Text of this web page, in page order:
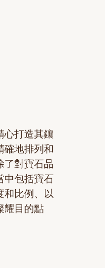
心打造其鑲
確地排列和
了對寶石品
中包括寶石
和比例、以
耀目的點